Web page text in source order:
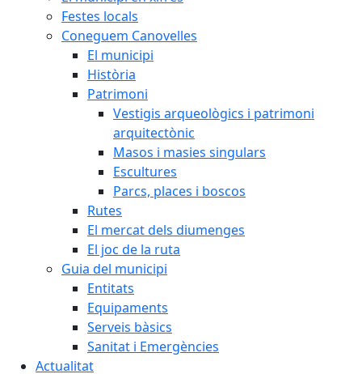
Festes locals
Coneguem Canovelles
El municipi
Història
Patrimoni
Vestigis arqueològics i patrimoni
arquitectònic
Masos i masies singulars
Escultures
Parcs, places i boscos
Rutes
El mercat dels diumenges
El joc de la ruta
Guia del municipi
Entitats
Equipaments
Serveis bàsics
Sanitat i Emergències
Actualitat